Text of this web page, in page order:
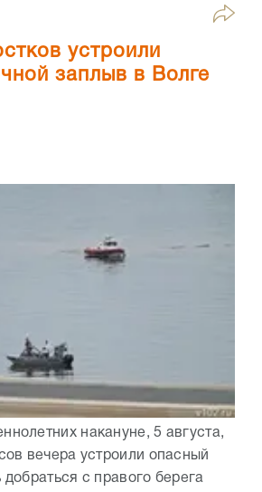
устроили
заплыв в Волге
накануне, 5 августа,
вечера устроили опасный
с правого берега